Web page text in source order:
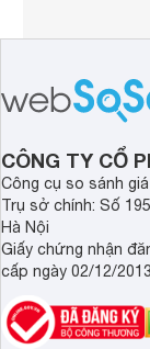
CÔNG TY CỔ
Công cụ so sánh
Trụ sở chính: Số
Hà Nội
Giấy chứng nhận
cấp ngày 02/12/2013